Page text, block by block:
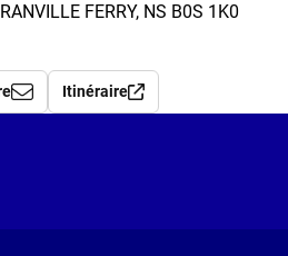
FERRY, NS B0S 1K0
Itinéraire